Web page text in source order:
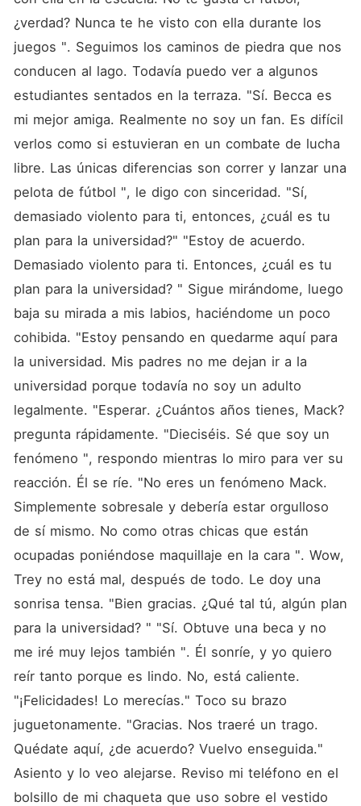
¿verdad? Nunca te he visto con ella durante los
juegos ". Seguimos los caminos de piedra que nos
conducen al lago. Todavía puedo ver a algunos
estudiantes sentados en la terraza. "Sí. Becca es
mi mejor amiga. Realmente no soy un fan. Es difícil
verlos como si estuvieran en un combate de lucha
libre. Las únicas diferencias son correr y lanzar una
pelota de fútbol ", le digo con sinceridad. "Sí,
demasiado violento para ti, entonces, ¿cuál es tu
plan para la universidad?" "Estoy de acuerdo.
Demasiado violento para ti. Entonces, ¿cuál es tu
plan para la universidad? " Sigue mirándome, luego
baja su mirada a mis labios, haciéndome un poco
cohibida. "Estoy pensando en quedarme aquí para
la universidad. Mis padres no me dejan ir a la
universidad porque todavía no soy un adulto
legalmente. "Esperar. ¿Cuántos años tienes, Mack?
pregunta rápidamente. "Dieciséis. Sé que soy un
fenómeno ", respondo mientras lo miro para ver su
reacción. Él se ríe. "No eres un fenómeno Mack.
Simplemente sobresale y debería estar orgulloso
de sí mismo. No como otras chicas que están
ocupadas poniéndose maquillaje en la cara ". Wow,
Trey no está mal, después de todo. Le doy una
sonrisa tensa. "Bien gracias. ¿Qué tal tú, algún plan
para la universidad? " "Sí. Obtuve una beca y no
me iré muy lejos también ". Él sonríe, y yo quiero
reír tanto porque es lindo. No, está caliente.
"¡Felicidades! Lo merecías." Toco su brazo
juguetonamente. "Gracias. Nos traeré un trago.
Quédate aquí, ¿de acuerdo? Vuelvo enseguida."
Asiento y lo veo alejarse. Reviso mi teléfono en el
bolsillo de mi chaqueta que uso sobre el vestido